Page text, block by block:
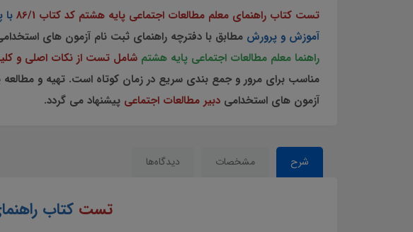
تست کتاب راهنمای معلم مطالعات اجتماعی پایه هشتم کد کتاب 86/1
آموزش و پرورش مطابق با دفترچه راهنمای ثبت نام آزمون های
راهنما معلم مطالعات اجتماعی پایه هشتم شامل تست از نکات اصلی و
مناسب برای مرور و جمع بندی سریع در زمان کوتاه است. تهیه و
آزمون های استخدامی دبیر مطالعات اجتماعی پیشنهاد می گردد.
شرح مشخصات دیدگاه‌ها
تست کتاب